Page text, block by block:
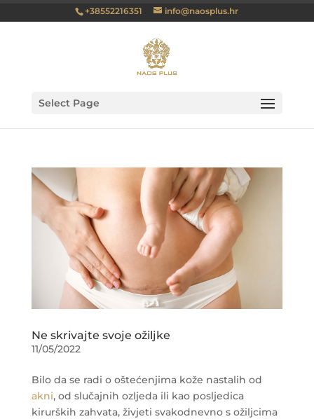
+38552216351 info@naosplus.hr
Select Page
Ne skrivajte svoje ožiljke
11/05/2022
Bilo da se radi o oštećenjima kože nastalih od
akni, od slučajnih ozljeda ili kao posljedica
kirurških zahvata, živjeti svakodnevno s ožiljcima